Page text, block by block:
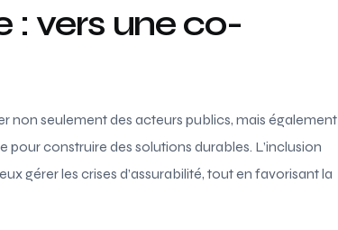
: vers une co-
non seulement des acteurs publics, mais également
construire des solutions durables. L’inclusion
gérer les crises d’assurabilité, tout en favorisant la